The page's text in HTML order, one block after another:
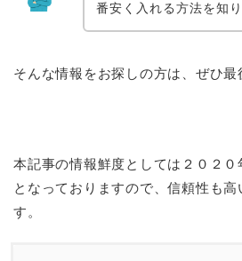
番安く入れる方法を知り
そんな情報をお探しの方は、ぜひ最
本記事の情報鮮度としては２０２
となっておりますので、信頼性も
す。